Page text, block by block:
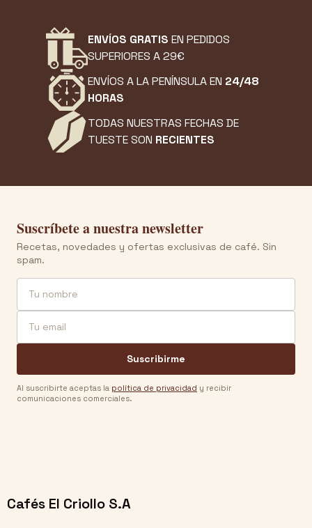
ENVÍOS GRATIS EN PEDIDOS
SUPERIORES A 29€
ENVÍOS A LA PENÍNSULA EN 24/48
HORAS
TODAS NUESTRAS FECHAS DE
TUESTE SON RECIENTES
Suscríbete a nuestra newsletter
Recetas, novedades y ofertas exclusivas de café. Sin
spam.
Suscribirme
Al suscribirte aceptas la política de privacidad y recibir
comunicaciones comerciales.
Cafés El Criollo S.A